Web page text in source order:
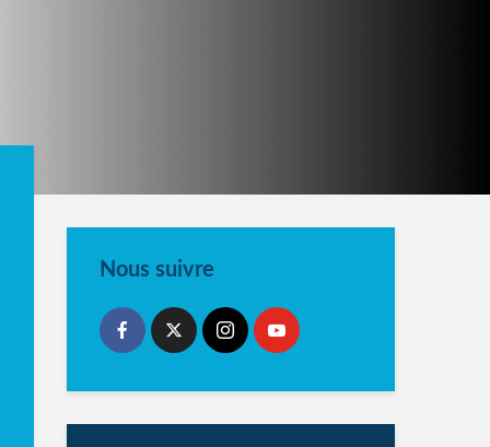
Nous suivre